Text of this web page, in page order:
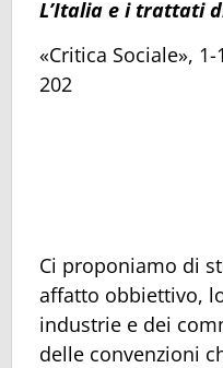
L’Italia e i trattati
«Critica Sociale»,
202
Ci proponiamo di
affatto obbiettivo,
industrie e dei
delle convenzioni